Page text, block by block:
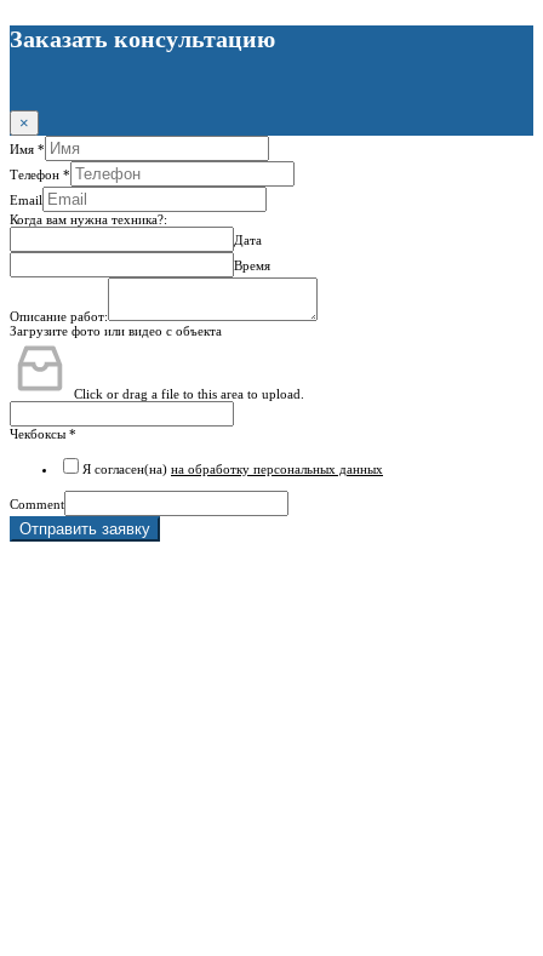
Заказать консультацию
×
Имя *
Телефон *
Email
Когда вам нужна техника?:
Дата
Время
Описание работ:
Загрузите фото или видео с объекта
Click or drag a file to this area to upload.
Чекбоксы *
Я согласен(на) на обработку персональных данных
Comment
Отправить заявку